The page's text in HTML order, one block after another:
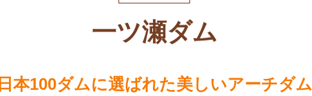
一ツ瀬ダム
日本100ダムに選ばれた美しいアーチダム